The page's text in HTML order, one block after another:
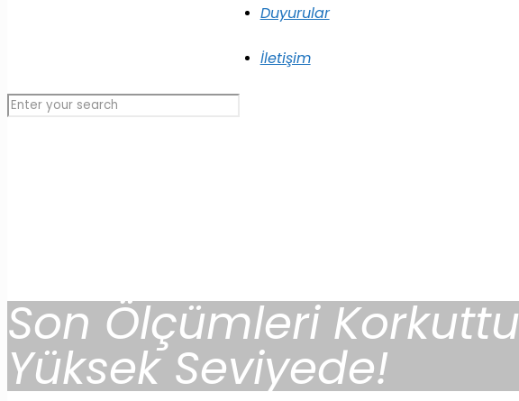
Duyurular
İletişim
Son Ölçümleri
Yüksek Seviyede!